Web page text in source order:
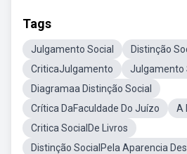
Tags
Julgamento Social
Distinção
CriticaJulgamento
Julgamento
Diagramaa Distinção Social
Crítica DaFaculdade Do Juízo
A
Critica SocialDe Livros
Distinção SocialPela Aparencia